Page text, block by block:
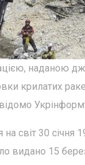
наданою
крилатих
відомо
світ 30 січня
видано 15